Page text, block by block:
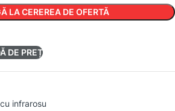
LA CEREREA DE OFERTĂ
DE PREȚ
infrarosu